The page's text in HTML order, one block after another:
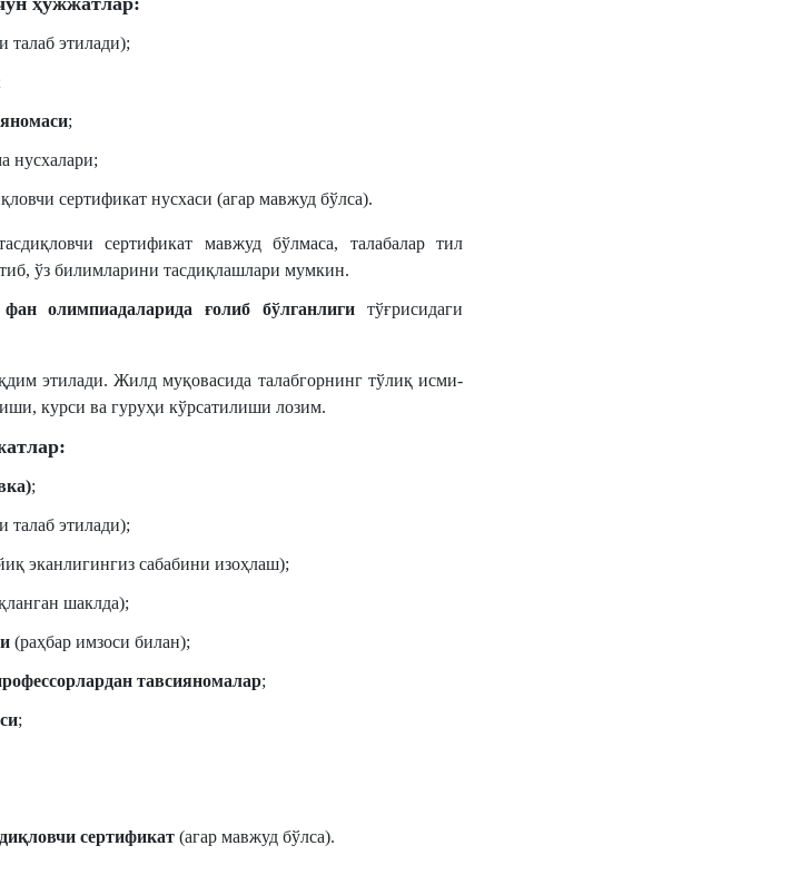
талаб этилади);
;
нусхалари;
сертификат нусхаси (агар мавжуд бўлса).
сертификат мавжуд бўлмаса, талабалар тил
ўз билимларини тасдиқлашлари мумкин.
олимпиадаларида ғолиб бўлганлиги тўғрисидаги
этилади. Жилд муқовасида талабгорнинг тўлиқ исми-
курси ва гуруҳи кўрсатилиши лозим.
;
талаб этилади);
эканлигингиз сабабини изоҳлаш);
шаклда);
(раҳбар имзоси билан);
тавсияномалар;
;
сертификат (агар мавжуд бўлса).